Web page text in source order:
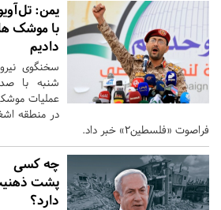
یمن:
با موشک
دادیم
سخنگوی
شنبه با
عملیات
در منطقه
فراصوت «فلسطین۲» خبر داد.
چه کسی
پشت ذهنیت
دارد؟